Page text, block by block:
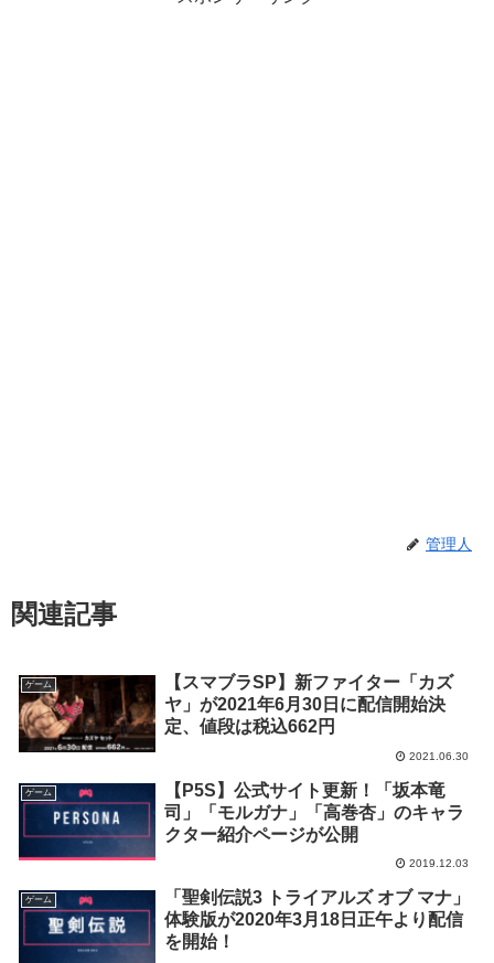
管理人
関連記事
ゲーム
【スマブラSP】新ファイター「カズ
ヤ」が2021年6月30日に配信開始決
定、値段は税込662円
2021.06.30
ゲーム
【P5S】公式サイト更新！「坂本竜
司」「モルガナ」「高巻杏」のキャラ
クター紹介ページが公開
2019.12.03
ゲーム
「聖剣伝説3 トライアルズ オブ マナ」
体験版が2020年3月18日正午より配信
を開始！